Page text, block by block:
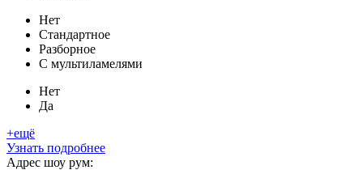
Нет
Стандартное
Разборное
С мультиламелями
Нет
Да
+ещё
Узнать подробнее
Адрес шоу рум: